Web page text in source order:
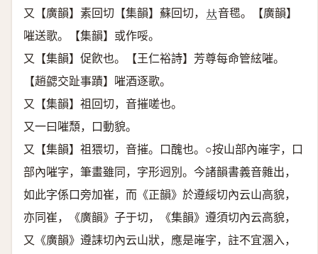
又【廣韻】素回切【集韻】蘇回切， 𠀤音毸。【廣韻】
嗺送歌。【集韻】或作哸。
又【集韻】促飮也。【王仁裕詩】芳尊每命管絃嗺。
【趙勰交趾事蹟】嗺酒逐歌。
又【集韻】祖回切，音摧嗟也。
又一曰嗺頹，口動貌。
又【集韻】祖猥切，音摧。口醜也。○按山部內嶉字，口
部內嗺字，筆畫雖同，字形迥別。今諸韻書義音雜出，
如此字係口旁加崔，而《正韻》於遵綏切內云山高貌，
亦同崔，《廣韻》子于切，《集韻》遵須切內云高貌，
又《廣韻》遵誄切內云山狀，應是嶉字，註不宜溷入，